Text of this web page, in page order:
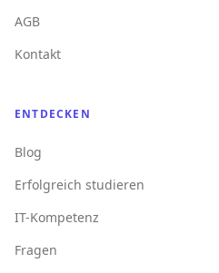
AGB
Kontakt
ENTDECKEN
Blog
Erfolgreich studieren
IT-Kompetenz
Fragen